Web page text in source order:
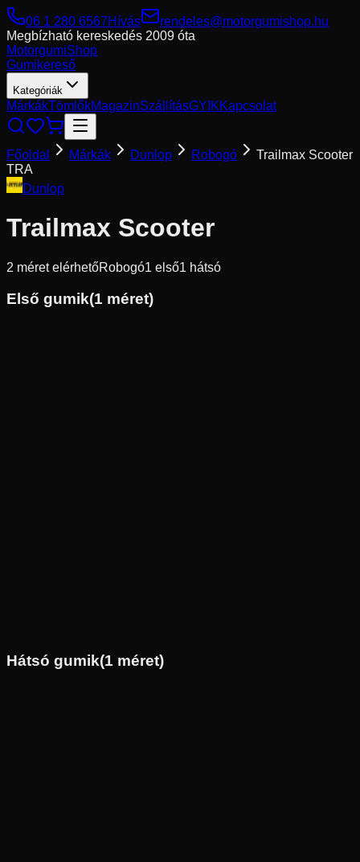
06 1 280 6567Hívás
rendeles@motorgumishop.hu
Megbízható kereskedés 2009 óta
MotorgumiShop
Gumikereső
Kategóriák
MárkákTömlőkMagazinSzállításGYIKKapcsolat
Főoldal Márkák Dunlop Robogó
Trailmax Scooter
TRA
Dunlop
Trailmax Scooter
2 méret elérhetőRobogó1 első1 hátsó
Első gumik(1 méret)
Hátsó gumik(1 méret)